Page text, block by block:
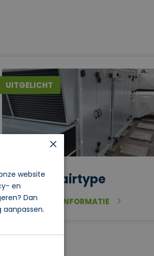
UITGELICHT
Fairtype
MEER INFORMATIE
×
website
en
Dan
aanpassen.